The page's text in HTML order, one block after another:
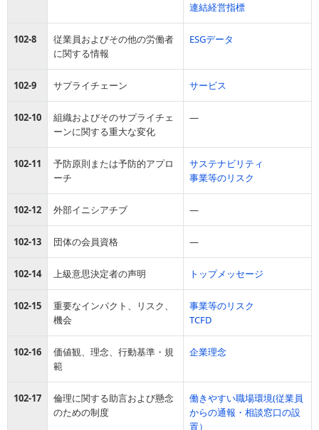
連結経営指標
102-8
従業員およびその他の労働者
に関する情報
ESGデータ
102-9 サプライチェーン サービス
102-10
組織およびそのサプライチェ
ーンに関する重大な変化
―
102-11
予防原則または予防的アプロ
ーチ
サステナビリティ
事業等のリスク
102-12 外部イニシアチブ ―
102-13 団体の会員資格 ―
102-14 上級意思決定者の声明 トップメッセージ
102-15
重要なインパクト、リスク、
機会
事業等のリスク
TCFD
102-16
価値観、理念、行動基準・規
範
企業理念
102-17
倫理に関する助言および懸念
のための制度
働きやすい職場環境(従業員
からの通報・相談窓口の設
置）